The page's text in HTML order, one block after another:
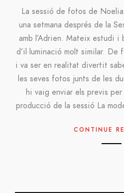
La sessió de fotos de
una setmana després de la
amb l’Adrien. Mateix estudi i
d’il·luminació molt similar.
i va ser en realitat divertit
les seves fotos junts de les
hi vaig enviar els previs
producció de la sessió La
CONTINUE